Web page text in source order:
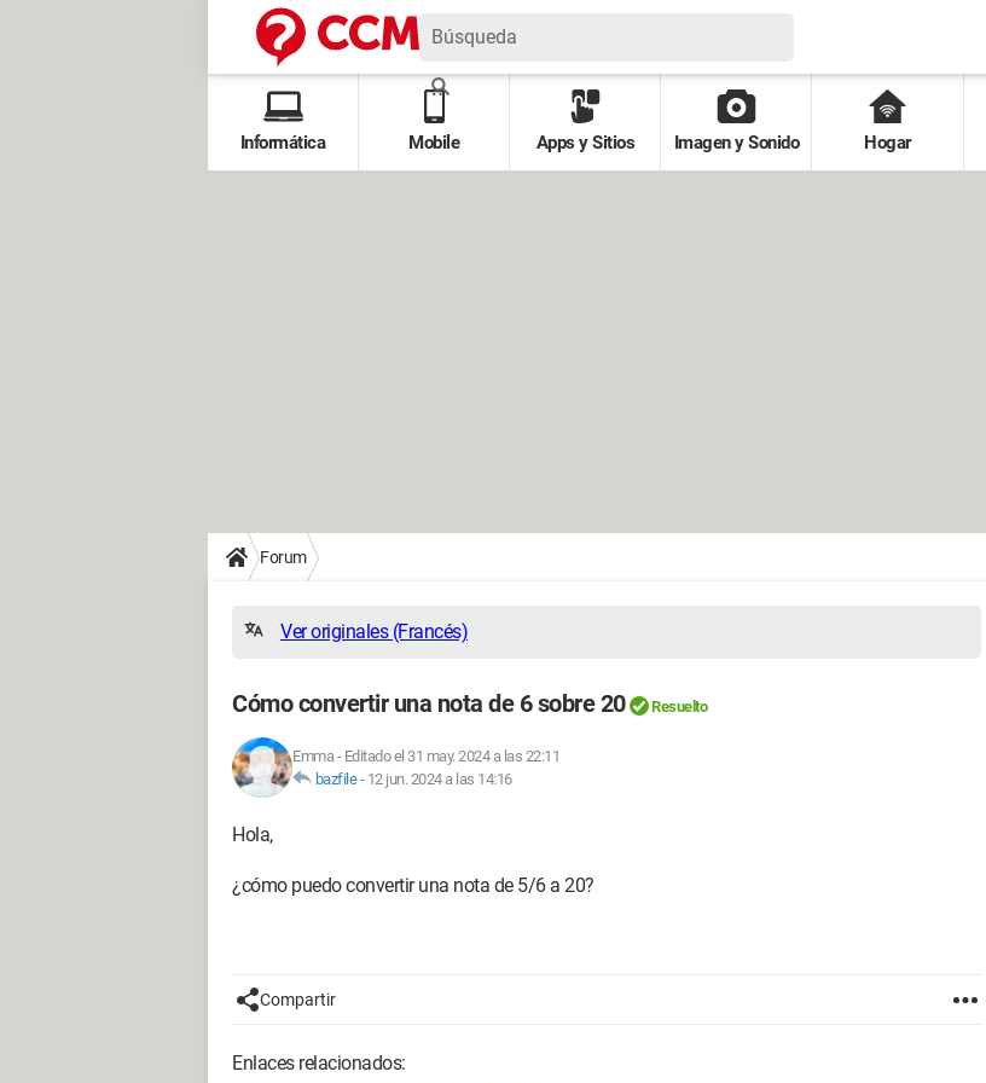
Informática Mobile Apps y Sitios Imagen y Sonido Hogar
Forum
Ver originales (Francés)
Cómo convertir una nota de 6 sobre 20 Resuelto
Emma- Editado el 31 may. 2024 a las 22:11
bazfile- 12 jun. 2024 a las 14:16
Hola,
¿cómo puedo convertir una nota de 5/6 a 20?
Compartir
Enlaces relacionados: